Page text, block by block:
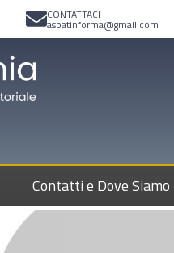
CONTATTACI
aspatinforma@gmail.com
Contatti e Dove Siamo